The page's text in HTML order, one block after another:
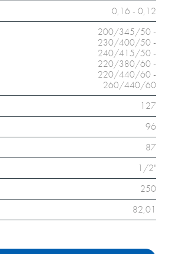
0,16 - 0,12
200/345/50 -
230/400/50 -
240/415/50 -
220/380/60 -
220/440/60 -
260/440/60
127
96
87
1/2"
250
82,01